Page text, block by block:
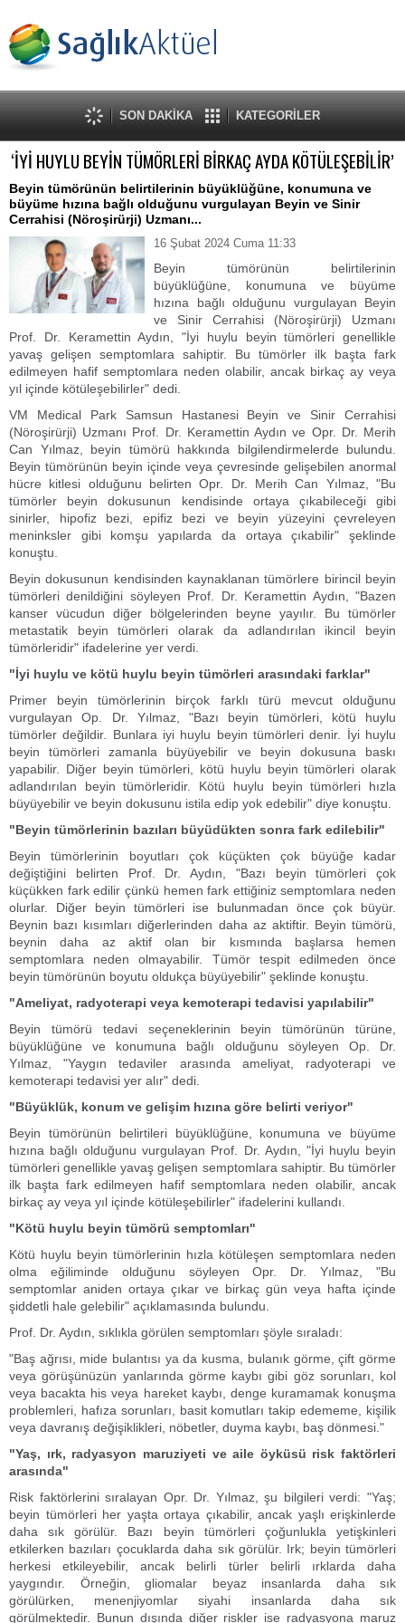
SON DAKİKA KATEGORİLER
‘İYİ HUYLU BEYİN TÜMÖRLERİ BİRKAÇ AYDA KÖTÜLEŞEBİLİR’
Beyin tümörünün belirtilerinin büyüklüğüne, konumuna ve
büyüme hızına bağlı olduğunu vurgulayan Beyin ve Sinir
Cerrahisi (Nöroşirürji) Uzmanı...
16 Şubat 2024 Cuma 11:33
Beyin tümörünün belirtilerinin
büyüklüğüne, konumuna ve büyüme
hızına bağlı olduğunu vurgulayan Beyin
ve Sinir Cerrahisi (Nöroşirürji) Uzmanı
Prof. Dr. Keramettin Aydın, "İyi huylu beyin tümörleri genellikle
yavaş gelişen semptomlara sahiptir. Bu tümörler ilk başta fark
edilmeyen hafif semptomlara neden olabilir, ancak birkaç ay veya
yıl içinde kötüleşebilirler" dedi.
VM Medical Park Samsun Hastanesi Beyin ve Sinir Cerrahisi
(Nöroşirürji) Uzmanı Prof. Dr. Keramettin Aydın ve Opr. Dr. Merih
Can Yılmaz, beyin tümörü hakkında bilgilendirmelerde bulundu.
Beyin tümörünün beyin içinde veya çevresinde gelişebilen anormal
hücre kitlesi olduğunu belirten Opr. Dr. Merih Can Yılmaz, "Bu
tümörler beyin dokusunun kendisinde ortaya çıkabileceği gibi
sinirler, hipofiz bezi, epifiz bezi ve beyin yüzeyini çevreleyen
meninksler gibi komşu yapılarda da ortaya çıkabilir" şeklinde
konuştu.
Beyin dokusunun kendisinden kaynaklanan tümörlere birincil beyin
tümörleri denildiğini söyleyen Prof. Dr. Keramettin Aydın, "Bazen
kanser vücudun diğer bölgelerinden beyne yayılır. Bu tümörler
metastatik beyin tümörleri olarak da adlandırılan ikincil beyin
tümörleridir" ifadelerine yer verdi.
"İyi huylu ve kötü huylu beyin tümörleri arasındaki farklar"
Primer beyin tümörlerinin birçok farklı türü mevcut olduğunu
vurgulayan Op. Dr. Yılmaz, "Bazı beyin tümörleri, kötü huylu
tümörler değildir. Bunlara iyi huylu beyin tümörleri denir. İyi huylu
beyin tümörleri zamanla büyüyebilir ve beyin dokusuna baskı
yapabilir. Diğer beyin tümörleri, kötü huylu beyin tümörleri olarak
adlandırılan beyin tümörleridir. Kötü huylu beyin tümörleri hızla
büyüyebilir ve beyin dokusunu istila edip yok edebilir" diye konuştu.
"Beyin tümörlerinin bazıları büyüdükten sonra fark edilebilir"
Beyin tümörlerinin boyutları çok küçükten çok büyüğe kadar
değiştiğini belirten Prof. Dr. Aydın, "Bazı beyin tümörleri çok
küçükken fark edilir çünkü hemen fark ettiğiniz semptomlara neden
olurlar. Diğer beyin tümörleri ise bulunmadan önce çok büyür.
Beynin bazı kısımları diğerlerinden daha az aktiftir. Beyin tümörü,
beynin daha az aktif olan bir kısmında başlarsa hemen
semptomlara neden olmayabilir. Tümör tespit edilmeden önce
beyin tümörünün boyutu oldukça büyüyebilir" şeklinde konuştu.
"Ameliyat, radyoterapi veya kemoterapi tedavisi yapılabilir"
Beyin tümörü tedavi seçeneklerinin beyin tümörünün türüne,
büyüklüğüne ve konumuna bağlı olduğunu söyleyen Op. Dr.
Yılmaz, "Yaygın tedaviler arasında ameliyat, radyoterapi ve
kemoterapi tedavisi yer alır" dedi.
"Büyüklük, konum ve gelişim hızına göre belirti veriyor"
Beyin tümörünün belirtileri büyüklüğüne, konumuna ve büyüme
hızına bağlı olduğunu vurgulayan Prof. Dr. Aydın, "İyi huylu beyin
tümörleri genellikle yavaş gelişen semptomlara sahiptir. Bu tümörler
ilk başta fark edilmeyen hafif semptomlara neden olabilir, ancak
birkaç ay veya yıl içinde kötüleşebilirler" ifadelerini kullandı.
"Kötü huylu beyin tümörü semptomları"
Kötü huylu beyin tümörlerinin hızla kötüleşen semptomlara neden
olma eğiliminde olduğunu söyleyen Opr. Dr. Yılmaz, "Bu
semptomlar aniden ortaya çıkar ve birkaç gün veya hafta içinde
şiddetli hale gelebilir" açıklamasında bulundu.
Prof. Dr. Aydın, sıklıkla görülen semptomları şöyle sıraladı:
"Baş ağrısı, mide bulantısı ya da kusma, bulanık görme, çift görme
veya görüşünüzün yanlarında görme kaybı gibi göz sorunları, kol
veya bacakta his veya hareket kaybı, denge kuramamak konuşma
problemleri, hafıza sorunları, basit komutları takip edememe, kişilik
veya davranış değişiklikleri, nöbetler, duyma kaybı, baş dönmesi."
"Yaş, ırk, radyasyon maruziyeti ve aile öyküsü risk faktörleri
arasında"
Risk faktörlerini sıralayan Opr. Dr. Yılmaz, şu bilgileri verdi: "Yaş;
beyin tümörleri her yaşta ortaya çıkabilir, ancak yaşlı erişkinlerde
daha sık görülür. Bazı beyin tümörleri çoğunlukla yetişkinleri
etkilerken bazıları çocuklarda daha sık görülür. Irk; beyin tümörleri
herkesi etkileyebilir, ancak belirli türler belirli ırklarda daha
yaygındır. Örneğin, gliomalar beyaz insanlarda daha sık
görülürken, menenjiyomlar siyahi insanlarda daha sık
görülmektedir. Bunun dışında diğer riskler ise radyasyona maruz